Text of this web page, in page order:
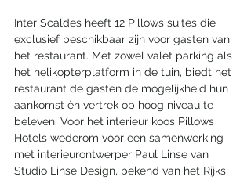
Inter Scaldes heeft 12 Pillows suites die
exclusief beschikbaar zijn voor gasten van
het restaurant. Met zowel valet parking als
het helikopterplatform in de tuin, biedt het
restaurant de gasten de mogelijkheid hun
aankomst èn vertrek op hoog niveau te
beleven. Voor het interieur koos Pillows
Hotels wederom voor een samenwerking
met interieurontwerper Paul Linse van
Studio Linse Design, bekend van het Rijks